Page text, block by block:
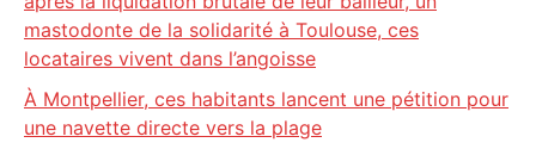
mastodonte de la solidarité à Toulouse, ces
locataires vivent dans l’angoisse
À Montpellier, ces habitants lancent une pétition pour
une navette directe vers la plage